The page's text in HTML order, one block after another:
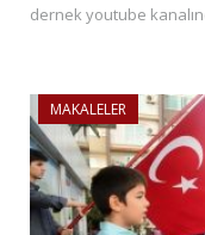
dernek youtube
MAKALELER